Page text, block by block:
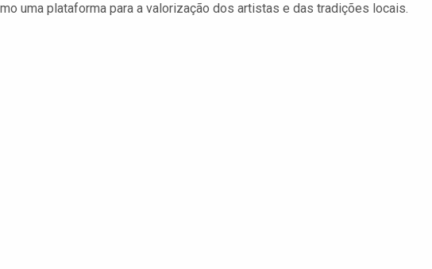
uma plataforma para a valorização dos artistas e das tradições locais.